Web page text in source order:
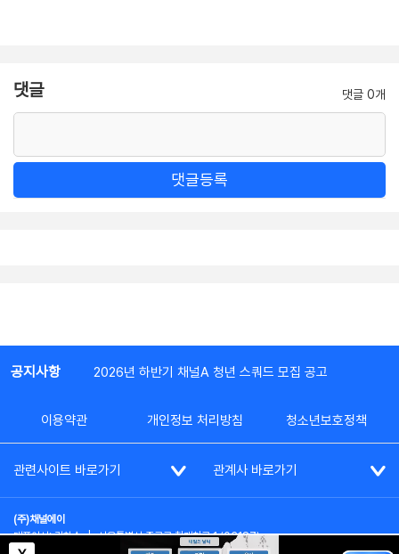
댓글 댓글 0개
댓글등록
공지사항 2026년 하반기 채널A 청년 스쿼드 모집 공고
이용약관 개인정보 처리방침 청소년보호정책
관련사이트 바로가기 관계사 바로가기
(주)채널에이
대표이사: 김차수 | 서울특별시 종로구 청계천로 1 (03187)